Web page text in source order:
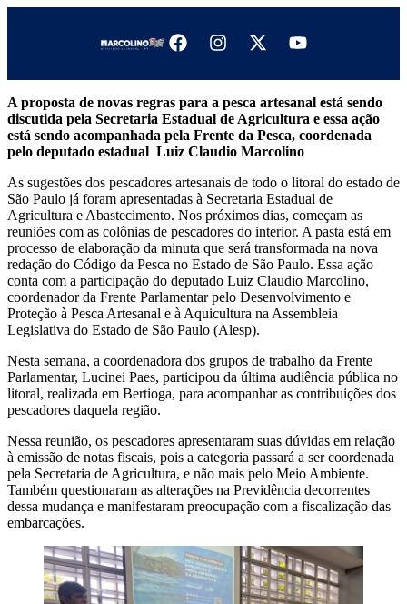
A proposta de novas regras para a pesca artesanal está sendo
discutida pela Secretaria Estadual de Agricultura e essa ação
está sendo acompanhada pela Frente da Pesca, coordenada
pelo deputado estadual Luiz Claudio Marcolino
As sugestões dos pescadores artesanais de todo o litoral do estado de
São Paulo já foram apresentadas à Secretaria Estadual de
Agricultura e Abastecimento. Nos próximos dias, começam as
reuniões com as colônias de pescadores do interior. A pasta está em
processo de elaboração da minuta que será transformada na nova
redação do Código da Pesca no Estado de São Paulo. Essa ação
conta com a participação do deputado Luiz Claudio Marcolino,
coordenador da Frente Parlamentar pelo Desenvolvimento e
Proteção à Pesca Artesanal e à Aquicultura na Assembleia
Legislativa do Estado de São Paulo (Alesp).
Nesta semana, a coordenadora dos grupos de trabalho da Frente
Parlamentar, Lucinei Paes, participou da última audiência pública no
litoral, realizada em Bertioga, para acompanhar as contribuições dos
pescadores daquela região.
Nessa reunião, os pescadores apresentaram suas dúvidas em relação
à emissão de notas fiscais, pois a categoria passará a ser coordenada
pela Secretaria de Agricultura, e não mais pelo Meio Ambiente.
Também questionaram as alterações na Previdência decorrentes
dessa mudança e manifestaram preocupação com a fiscalização das
embarcações.